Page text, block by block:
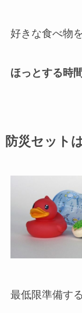
好きな食べ物
ほっとする時
防災セット
最低限準備す